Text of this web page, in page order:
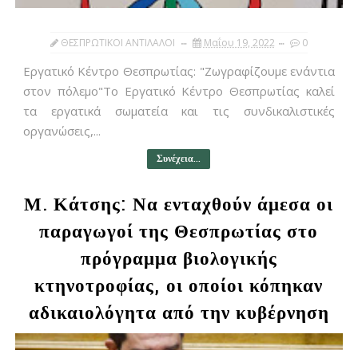
ΘΕΣΠΡΩΤΙΚΟΙ ΑΝΤΙΛΑΛΟΙ Μαΐου 19, 2022 0
Εργατικό Κέντρο Θεσπρωτίας: "Ζωγραφίζουμε ενάντια
στον πόλεμο"Το Εργατικό Κέντρο Θεσπρωτίας καλεί
τα εργατικά σωματεία και τις συνδικαλιστικές
οργανώσεις,...
Συνέχεια...
Μ. Κάτσης: Να ενταχθούν άμεσα οι
παραγωγοί της Θεσπρωτίας στο
πρόγραμμα βιολογικής
κτηνοτροφίας, οι οποίοι κόπηκαν
αδικαιολόγητα από την κυβέρνηση